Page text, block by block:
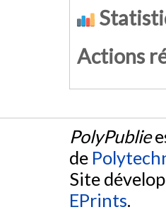
Actions
PolyPublie
de
Site
EPrints.